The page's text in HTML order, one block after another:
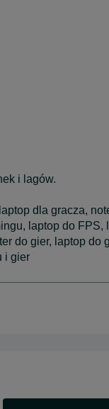
i lagów.
dla gracza,
laptop do FPS,
do gier, laptop do
i gier